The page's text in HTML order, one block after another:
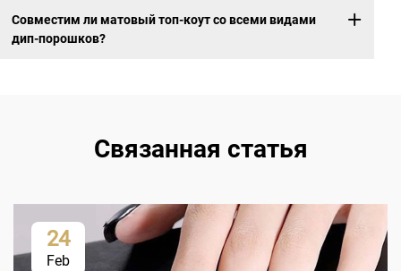
Совместим ли матовый топ-коут со всеми видами
дип-порошков?
Связанная статья
24
Feb